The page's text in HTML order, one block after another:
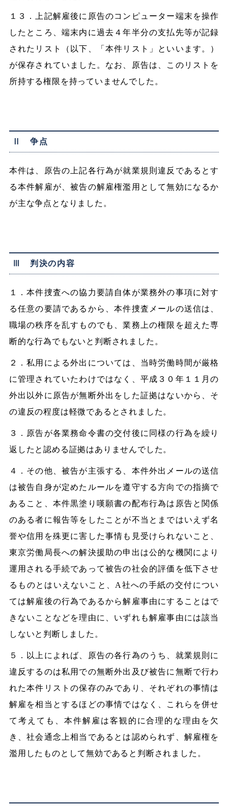
１３．上記解雇後に原告のコンピューター端末を操作
したところ、端末内に過去４年半分の支払先等が記録
されたリスト（以下、「本件リスト」といいます。）
が保存されていました。なお、原告は、このリストを
所持する権限を持っていませんでした。
Ⅱ 争点
本件は、原告の上記各行為が就業規則違反であるとす
る本件解雇が、被告の解雇権濫用として無効になるか
が主な争点となりました。
Ⅲ 判決の内容
１．本件捜査への協力要請自体が業務外の事項に対す
る任意の要請であるから、本件捜査メールの送信は、
職場の秩序を乱すものでも、業務上の権限を超えた専
断的な行為でもないと判断されました。
２．私用による外出については、当時労働時間が厳格
に管理されていたわけではなく、平成３０年１１月の
外出以外に原告が無断外出をした証拠はないから、そ
の違反の程度は軽微であるとされました。
３．原告が各業務命令書の交付後に同様の行為を繰り
返したと認める証拠はありませんでした。
４．その他、被告が主張する、本件外出メールの送信
は被告自身が定めたルールを遵守する方向での指摘で
あること、本件黒塗り嘆願書の配布行為は原告と関係
のある者に報告等をしたことが不当とまではいえず名
誉や信用を殊更に害した事情も見受けられないこと、
東京労働局長への解決援助の申出は公的な機関により
運用される手続であって被告の社会的評価を低下させ
るものとはいえないこと、A社への手紙の交付につい
ては解雇後の行為であるから解雇事由にすることはで
きないことなどを理由に、いずれも解雇事由には該当
しないと判断しました。
５．以上によれば、原告の各行為のうち、就業規則に
違反するのは私用での無断外出及び被告に無断で行わ
れた本件リストの保存のみであり、それぞれの事情は
解雇を相当とするほどの事情ではなく、これらを併せ
て考えても、本件解雇は客観的に合理的な理由を欠
き、社会通念上相当であるとは認められず、解雇権を
濫用したものとして無効であると判断されました。